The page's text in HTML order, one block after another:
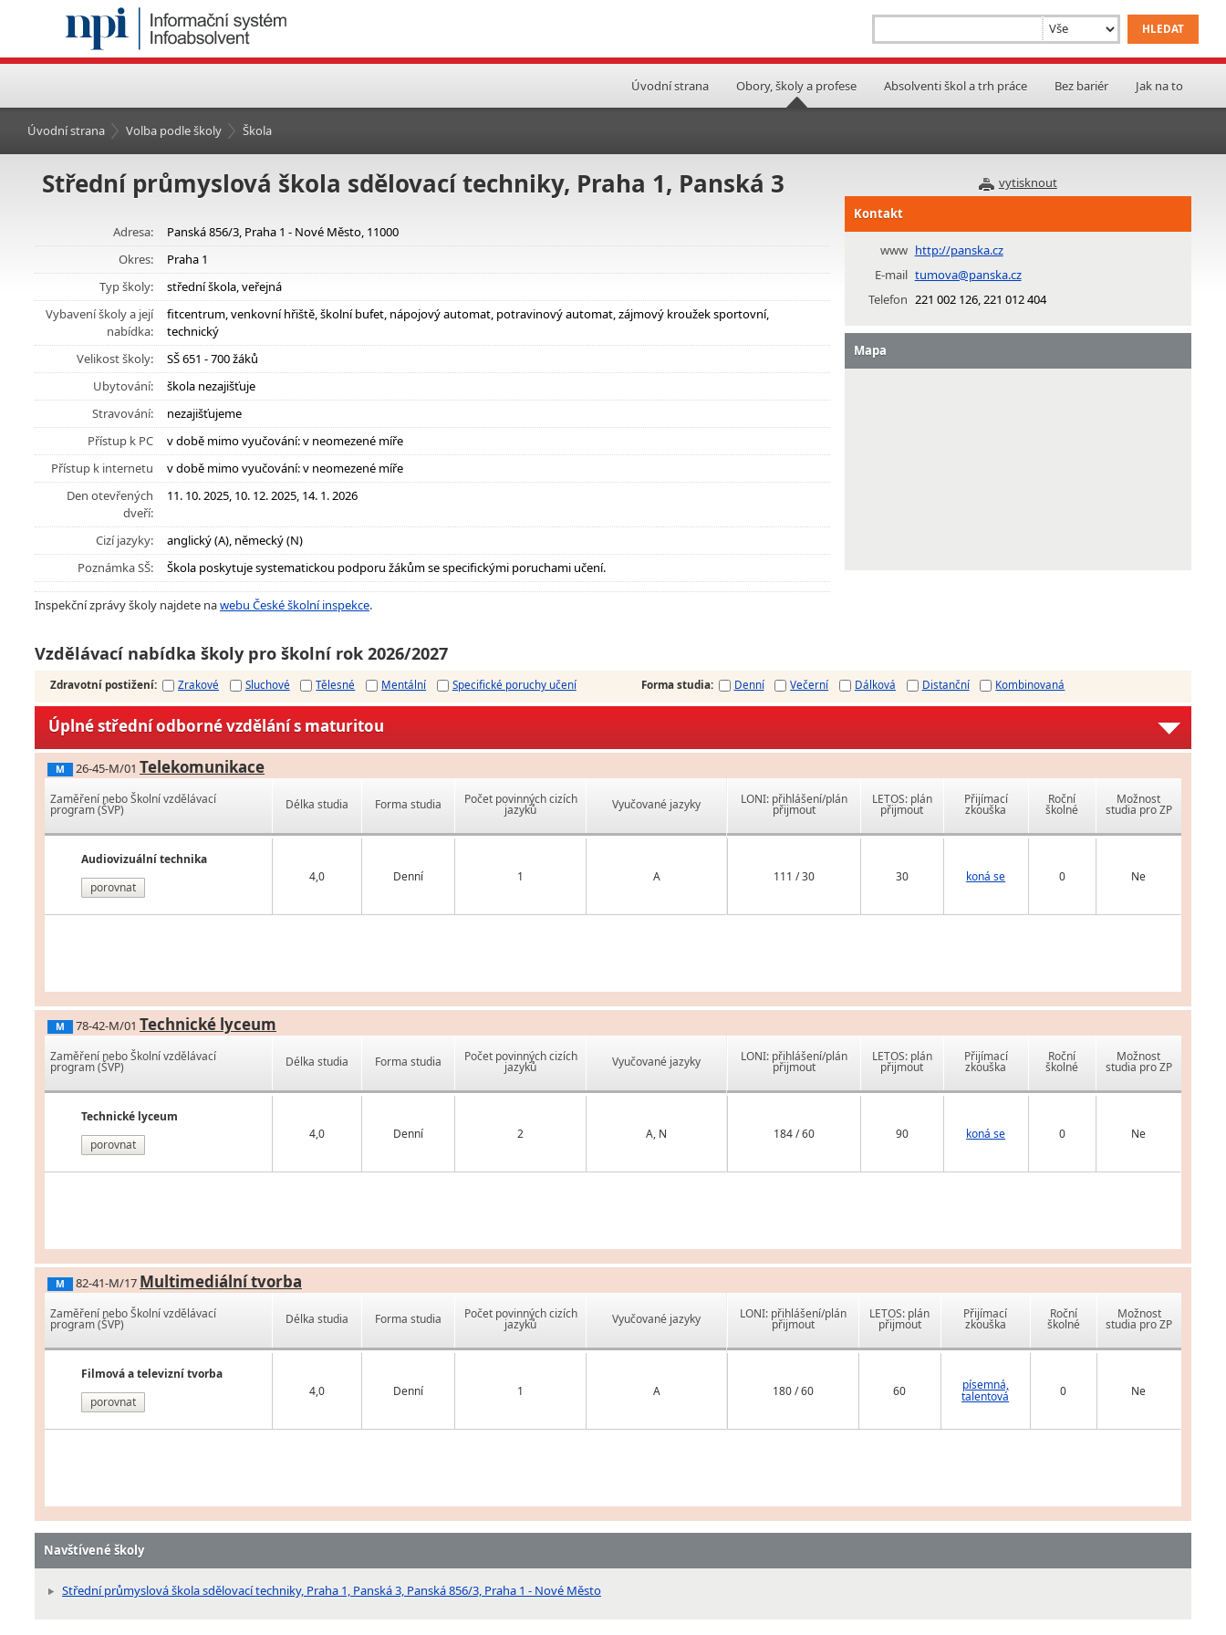
Úvodní strana Obory, školy a profese Absolventi škol a trh práce Bez bariér Jak na to
Úvodní strana Volba podle školy Škola
vytisknout
Střední průmyslová škola sdělovací techniky, Praha 1, Panská 3
Adresa:
Panská 856/3, Praha 1 - Nové Město, 11000
Okres:
Praha 1
Typ školy:
střední škola, veřejná
Vybavení školy a její
nabídka:
fitcentrum, venkovní hřiště, školní bufet, nápojový automat, potravinový automat, zájmový kroužek sportovní,
technický
Velikost školy:
SŠ 651 - 700 žáků
Ubytování:
škola nezajišťuje
Stravování:
nezajišťujeme
Přístup k PC
v době mimo vyučování: v neomezené míře
Přístup k internetu
v době mimo vyučování: v neomezené míře
Den otevřených
dveří:
11. 10. 2025, 10. 12. 2025, 14. 1. 2026
Cizí jazyky:
anglický (A), německý (N)
Poznámka SŠ:
Škola poskytuje systematickou podporu žákům se specifickými poruchami učení.
Inspekční zprávy školy najdete nawebu České školní inspekce.
Kontakt
www http://panska.cz
E-mail tumova@panska.cz
Telefon 221 002 126, 221 012 404
Mapa
Vzdělávací nabídka školy pro školní rok 2026/2027
Zdravotní postižení: Zrakové Sluchové Tělesné Mentální Specifické poruchy učení Forma studia: Denní Večerní Dálková Distanční Kombinovaná
Úplné střední odborné vzdělání s maturitou
M 26-45-M/01 Telekomunikace
Zaměření nebo Školní vzdělávací
program (ŠVP)
Audiovizuální technika
porovnat
Délka studia Forma studia Počet povinných cizích
jazyků Vyučované jazyky
4,0 Denní 1 A
LONI: přihlášení/plán
přijmout
LETOS: plán
přijmout
Přijímací
zkouška
Roční
školné
Možnost
studia pro ZP
111 / 30 30 koná se 0 Ne
M 78-42-M/01 Technické lyceum
Zaměření nebo Školní vzdělávací
program (ŠVP)
Technické lyceum
porovnat
Délka studia Forma studia Počet povinných cizích
jazyků Vyučované jazyky
4,0 Denní 2 A, N
LONI: přihlášení/plán
přijmout
LETOS: plán
přijmout
Přijímací
zkouška
Roční
školné
Možnost
studia pro ZP
184 / 60 90 koná se 0 Ne
M 82-41-M/17 Multimediální tvorba
Zaměření nebo Školní vzdělávací
program (ŠVP)
Filmová a televizní tvorba
porovnat
Délka studia Forma studia Počet povinných cizích
jazyků Vyučované jazyky
4,0 Denní 1 A
LONI: přihlášení/plán
přijmout
LETOS: plán
přijmout
Přijímací
zkouška
Roční
školné
Možnost
studia pro ZP
180 / 60 60 písemná,
talentová 0 Ne
Navštívené školy
Střední průmyslová škola sdělovací techniky, Praha 1, Panská 3, Panská 856/3, Praha 1 - Nové Město